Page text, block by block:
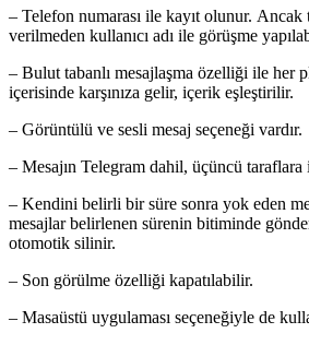
– Telefon numarası ile kayıt olunur. Ancak
verilmeden kullanıcı adı ile görüşme
– Bulut tabanlı mesajlaşma özelliği ile her
içerisinde karşınıza gelir, içerik eşleştirilir.
– Görüntülü ve sesli mesaj seçeneği vardır.
– Mesajın Telegram dahil, üçüncü
– Kendini belirli bir süre sonra yok eden
mesajlar belirlenen sürenin bitiminde
otomotik silinir.
– Son görülme özelliği kapatılabilir.
– Masaüstü uygulaması seçeneğiyle de